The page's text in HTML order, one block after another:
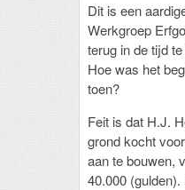
Dit is een
Werkgroep
terug in de tijd
Hoe was het
toen?
Feit is dat H.J.
grond kocht
aan te bouwen,
40.000